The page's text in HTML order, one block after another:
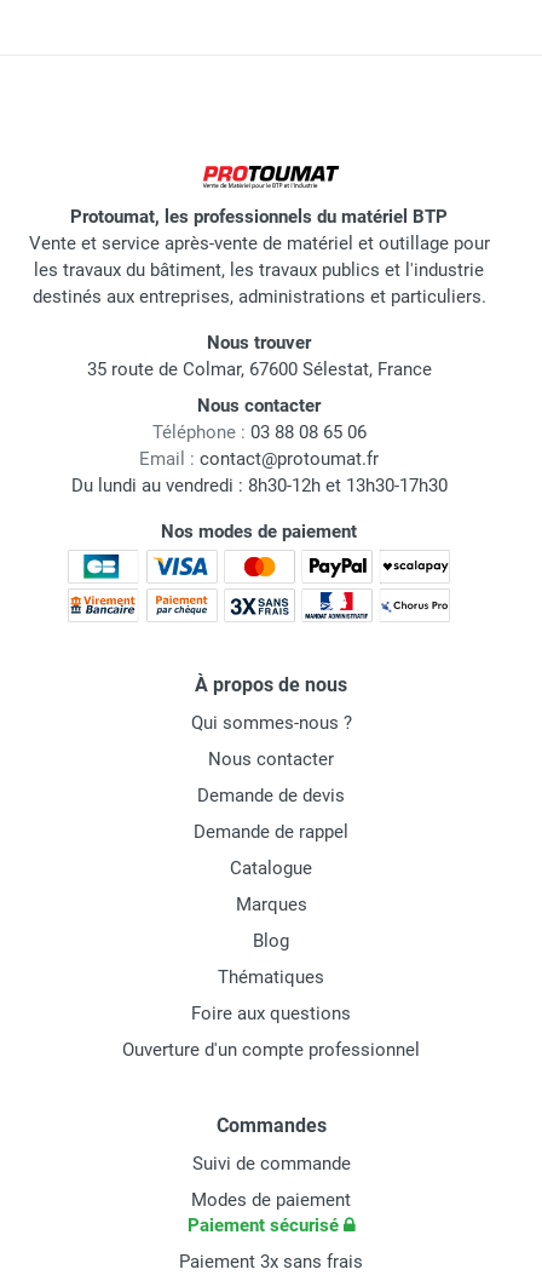
Protoumat, les professionnels du matériel BTP
Vente et service après-vente de matériel et outillage pour
les travaux du bâtiment, les travaux publics et l'industrie
destinés aux entreprises, administrations et particuliers.
Nous trouver
35 route de Colmar, 67600 Sélestat, France
Nous contacter
Téléphone : 03 88 08 65 06
Email : contact@protoumat.fr
Du lundi au vendredi : 8h30-12h et 13h30-17h30
Nos modes de paiement
À propos de nous
Qui sommes-nous ?
Nous contacter
Demande de devis
Demande de rappel
Catalogue
Marques
Blog
Thématiques
Foire aux questions
Ouverture d'un compte professionnel
Commandes
Suivi de commande
Modes de paiement
Paiement sécurisé
Paiement 3x sans frais